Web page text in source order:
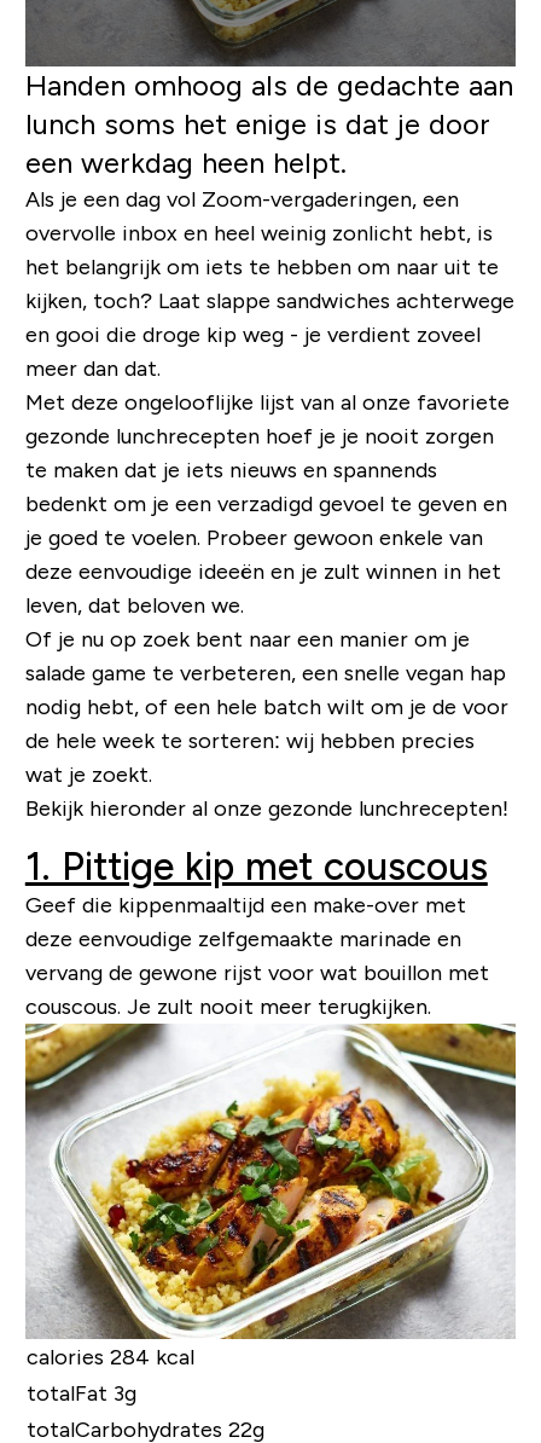
Handen omhoog als de gedachte aan
lunch soms het enige is dat je door
een werkdag heen helpt.
Als je een dag vol Zoom-vergaderingen, een
overvolle inbox en heel weinig zonlicht hebt, is
het belangrijk om iets te hebben om naar uit te
kijken, toch? Laat slappe sandwiches achterwege
en gooi die droge kip weg - je verdient zoveel
meer dan dat.
Met deze ongelooflijke lijst van al onze favoriete
gezonde lunchrecepten hoef je je nooit zorgen
te maken dat je iets nieuws en spannends
bedenkt om je een verzadigd gevoel te geven en
je goed te voelen. Probeer gewoon enkele van
deze eenvoudige ideeën en je zult winnen in het
leven, dat beloven we.
Of je nu op zoek bent naar een manier om je
salade game te verbeteren, een snelle vegan hap
nodig hebt, of een hele batch wilt om je de voor
de hele week te sorteren: wij hebben precies
wat je zoekt.
Bekijk hieronder al onze gezonde lunchrecepten!
1. Pittige kip met couscous
Geef die kippenmaaltijd een make-over met
deze eenvoudige zelfgemaakte marinade en
vervang de gewone rijst voor wat bouillon met
couscous. Je zult nooit meer terugkijken.
calories 284 kcal
totalFat 3g
totalCarbohydrates 22g